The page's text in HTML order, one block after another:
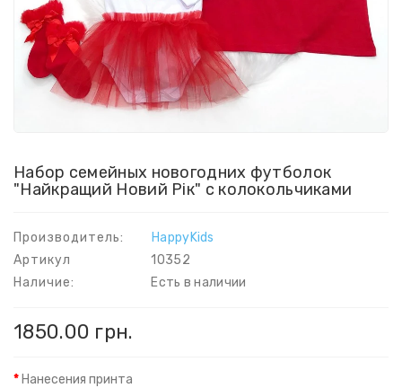
Набор семейных новогодних футболок
"Найкращий Новий Рік" с колокольчиками
Производитель:
HappyKids
Артикул
10352
Наличие:
Есть в наличии
1850.00 грн.
Нанесения принта